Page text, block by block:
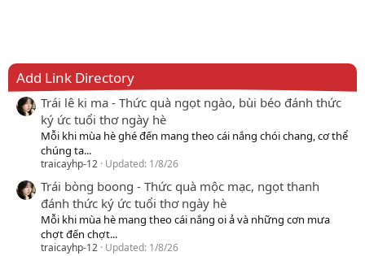
Add Link Directory
Trái lê ki ma - Thức quà ngọt ngào, bùi béo đánh thức
ký ức tuổi thơ ngày hè
Mỗi khi mùa hè ghé đến mang theo cái nắng chói chang, cơ thể
chúng ta...
traicayhp-12 Updated: 1/8/26
Trái bòng boong - Thức quà mộc mạc, ngọt thanh
đánh thức ký ức tuổi thơ ngày hè
Mỗi khi mùa hè mang theo cái nắng oi ả và những cơn mưa
chợt đến chợt...
traicayhp-12 Updated: 1/8/26